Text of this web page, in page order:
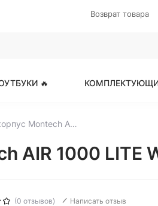
Возврат товара
🔥
Компьютерный корпус Montech AIR 1000 LITE White (AIR1000LW)
AIR 1000 LITE
(0 отзывов) Написать отзыв